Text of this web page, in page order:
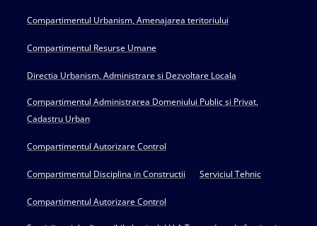
Compartimentul Urbanism, Amenajarea teritoriului
Compartimentul Resurse Umane
Directia Urbanism, Administrare si Dezvoltare Locala
Compartimentul Administrarea Domeniului Public si Privat,
Cadastru Urban
Compartimentul Autorizare Control
Compartimentul Disciplina in Constructii Serviciul Tehnic
Compartimentul Autorizare Control